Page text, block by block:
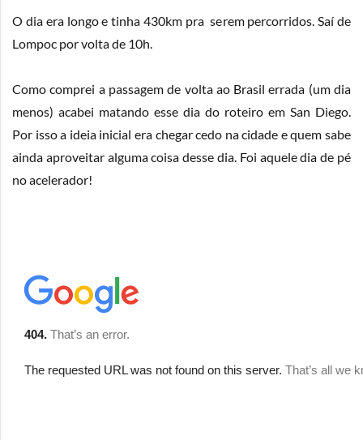
O dia era longo e tinha 430km pra serem percorridos. Saí de
Lompoc por volta de 10h.
Como comprei a passagem de volta ao Brasil errada (um dia
menos) acabei matando esse dia do roteiro em San Diego.
Por isso a ideia inicial era chegar cedo na cidade e quem sabe
ainda aproveitar alguma coisa desse dia. Foi aquele dia de pé
no acelerador!